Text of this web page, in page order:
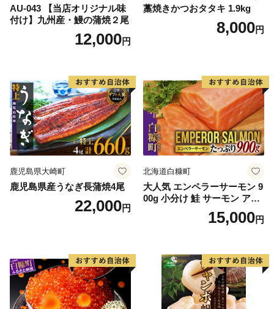
AU-043 【当店オリジナル味
付け】九州産・鰻の蒲焼２尾
12,000円
藁焼きかつおタタキ 1.9kg
8,000円
鹿児島県大崎町
鹿児島県産うなぎ長蒲焼4尾
22,000円
北海道白糠町
大人気 エンペラーサーモン 9
00g 小分け 鮭 サーモン アト
ランティックサーモン 水産
庁長官賞 受賞 さけ シャケ し
満足 美味しい 贈答 生食用 刺
身 お刺身 刺し身 魚介類 海鮮
冷凍 厚切り 薄切り ふるさと
納税 ふるさとチョイス チョ
イス 北海道 白糠町
15,000円